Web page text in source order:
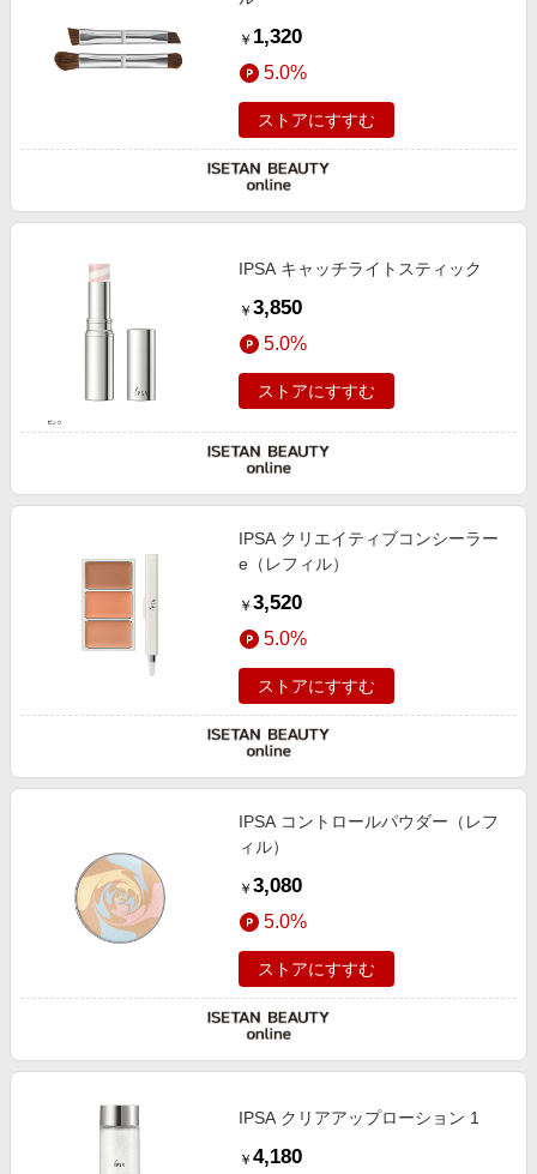
￥ 1,320
5.0%
ストアにすすむ
IPSA キャッチライトスティック
￥ 3,850
5.0%
ストアにすすむ
IPSA クリエイティブコンシーラー
e（レフィル）
￥ 3,520
5.0%
ストアにすすむ
IPSA コントロールパウダー（レフ
ィル）
￥ 3,080
5.0%
ストアにすすむ
IPSA クリアアップローション 1
￥ 4,180